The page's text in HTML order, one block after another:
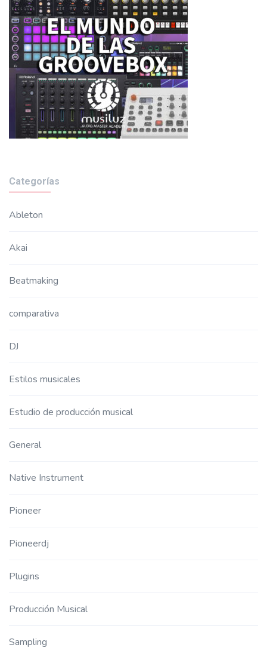
Categorías
Ableton
Akai
Beatmaking
comparativa
DJ
Estilos musicales
Estudio de producción musical
General
Native Instrument
Pioneer
Pioneerdj
Plugins
Producción Musical
Sampling